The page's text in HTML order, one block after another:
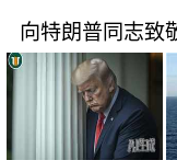
向特朗普同志致